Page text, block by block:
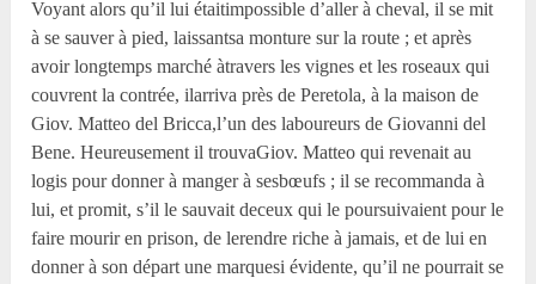
Voyant alors qu’il lui étaitimpossible d’aller à cheval, il se mit
à se sauver à pied, laissantsa monture sur la route ; et après
avoir longtemps marché àtravers les vignes et les roseaux qui
couvrent la contrée, ilarriva près de Peretola, à la maison de
Giov. Matteo del Bricca,l’un des laboureurs de Giovanni del
Bene. Heureusement il trouvaGiov. Matteo qui revenait au
logis pour donner à manger à sesbœufs ; il se recommanda à
lui, et promit, s’il le sauvait deceux qui le poursuivaient pour le
faire mourir en prison, de lerendre riche à jamais, et de lui en
donner à son départ une marquesi évidente, qu’il ne pourrait se